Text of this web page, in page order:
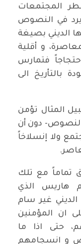
المجتمعات
يرد في النصوص
الديني بصيغة
و أقلية
فتمارس
بالتأريخ الى
المثال تؤمن
النصوص- دون أن
ولا إنسلاخاً
تماماً مع تلك
هاريس الذي
غير سام
ان المؤمنين
حتى اذا ما
و انسجامهم